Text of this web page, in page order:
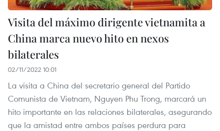
Visita del máximo dirigente vietnamita a
China marca nuevo hito en nexos
bilaterales
02/11/2022 10:01
La visita a China del secretario general del Partido
Comunista de Vietnam, Nguyen Phu Trong, marcará un
hito importante en las relaciones bilaterales, asegurando
que la amistad entre ambos países perdura para